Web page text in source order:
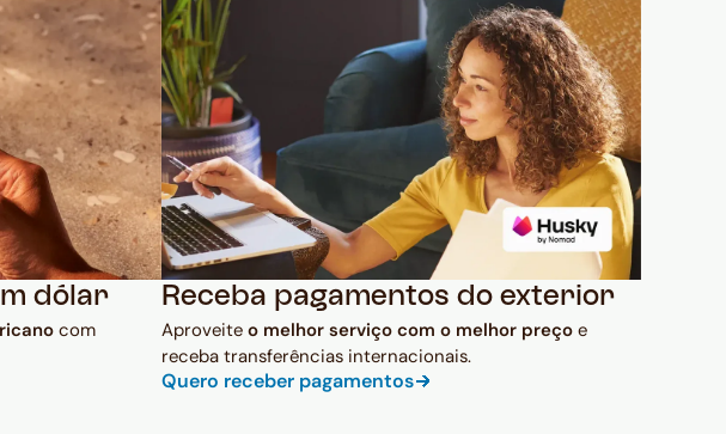
dólar
com
Receba pagamentos do exterior
Aproveiteo melhor serviço com o melhor preço e
receba transferências internacionais.
Quero receber pagamentos